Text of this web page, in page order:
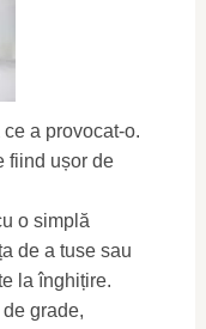
a provocat-o.
fiind ușor de
o simplă
de a tuse sau
la înghițire.
grade,